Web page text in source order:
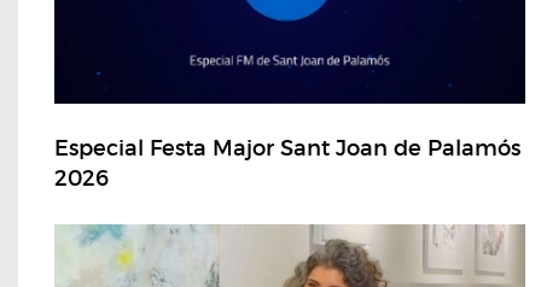
Especial Festa Major Sant Joan de Palamós
2026